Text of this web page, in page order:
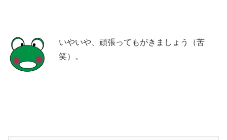
いやいや、頑張ってもがきましょう（苦
笑）。